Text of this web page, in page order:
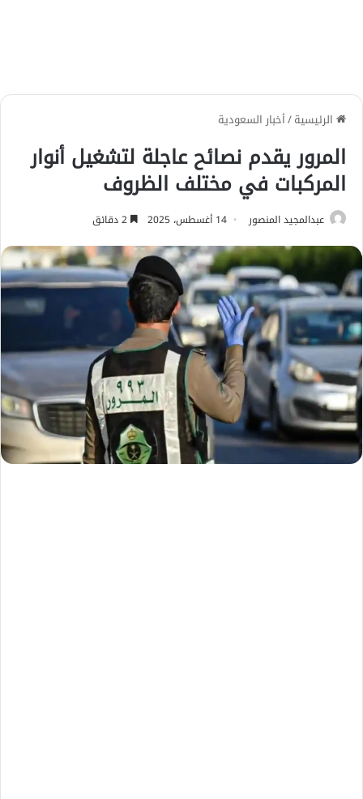
الرئيسية/أخبار السعودية
المرور يقدم نصائح عاجلة لتشغيل أنوار
المركبات في مختلف الظروف
عبدالمجيد المنصور 14 أغسطس، 2025